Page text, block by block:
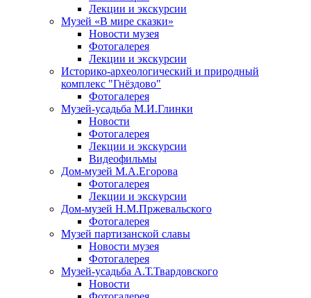
Лекции и экскурсии
Музей «В мире сказки»
Новости музея
Фотогалерея
Лекции и экскурсии
Историко-археологический и природный
комплекс "Гнёздово"
Фотогалерея
Музей-усадьба М.И.Глинки
Новости
Фотогалерея
Лекции и экскурсии
Видеофильмы
Дом-музей М.А.Егорова
Фотогалерея
Лекции и экскурсии
Дом-музей Н.М.Пржевальского
Фотогалерея
Музей партизанской славы
Новости музея
Фотогалерея
Музей-усадьба А.Т.Твардовского
Новости